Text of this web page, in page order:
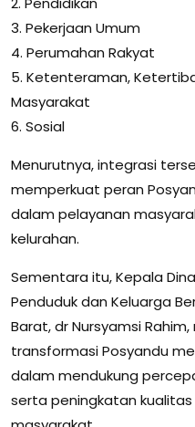
3. Pekerjaan Umum
4. Perumahan Rakyat
5. Ketenteraman,
Masyarakat
6. Sosial
Menurutnya, integrasi
memperkuat peran
dalam pelayanan
kelurahan.
Sementara itu, Kepala
Penduduk dan Keluarga
Barat, dr Nursyamsi
transformasi Posyandu
dalam mendukung
serta peningkatan